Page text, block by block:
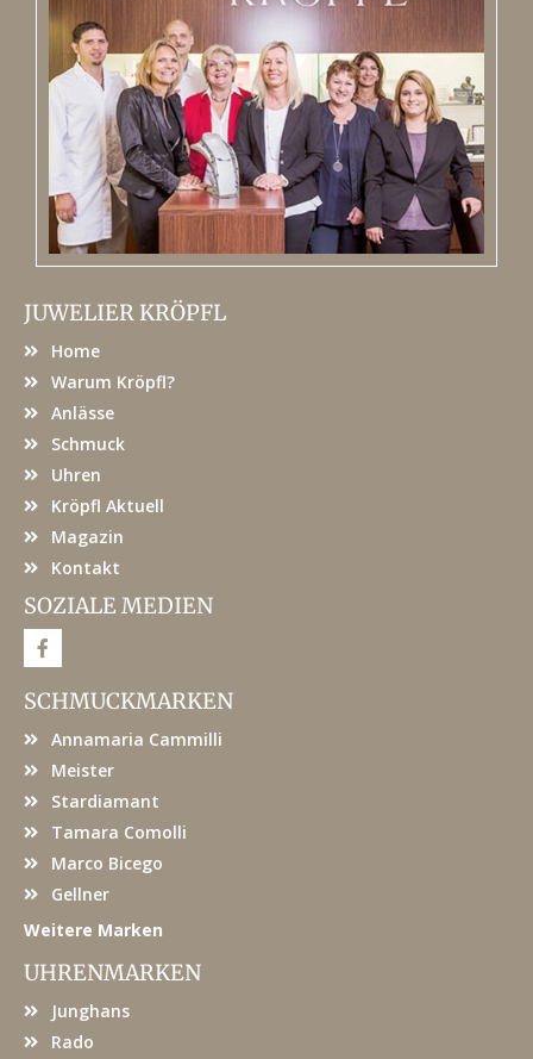
JUWELIER KRÖPFL
Home
Warum Kröpfl?
Anlässe
Schmuck
Uhren
Kröpfl Aktuell
Magazin
Kontakt
SOZIALE MEDIEN
F
a
e
b
o
SCHMUCKMARKEN
Annamaria Cammilli
Meister
Stardiamant
Tamara Comolli
Marco Bicego
Gellner
Weitere Marken
UHRENMARKEN
Junghans
Rado